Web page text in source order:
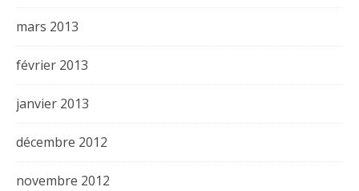
mars 2013
février 2013
janvier 2013
décembre 2012
novembre 2012